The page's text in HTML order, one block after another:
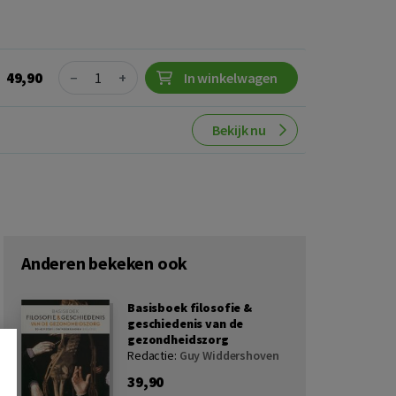
49,90 Quantity
− + In winkelwagen
Bekijk nu
Anderen bekeken ook
Basisboek filosofie &
geschiedenis van de
gezondheidszorg
Redactie: Guy Widdershoven
39,90